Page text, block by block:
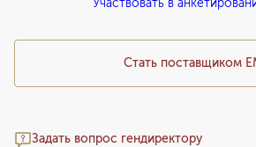
Медицинский туризм
Стать поставщиком
Задать вопрос гендиректору
Участвовать в